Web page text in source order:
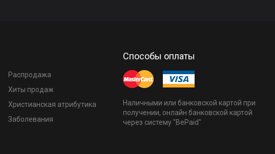
Распродажа
Хиты продаж
Христианская атрибутика
Заболевания
Способы оплаты
Наличными или банковской картой при
получении, онлайн банковской картой
через систему "BePaid"